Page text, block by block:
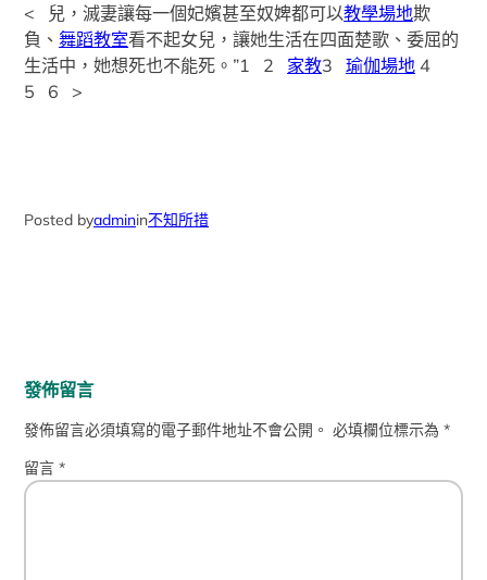
< 兒，滅妻讓每一個妃嬪甚至奴婢都可以教學場地欺
負、舞蹈教室看不起女兒，讓她生活在四面楚歌、委屈的
生活中，她想死也不能死。”1 2 家教3瑜伽場地 4
5 6 >
Posted byadminin不知所措
發佈留言
發佈留言必須填寫的電子郵件地址不會公開。 必填欄位標示為*
留言*